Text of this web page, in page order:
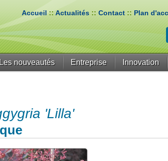
Accueil::Actualités :: Contact :: Plan
Les nouveautés Entreprise Innovation
'Lilla'